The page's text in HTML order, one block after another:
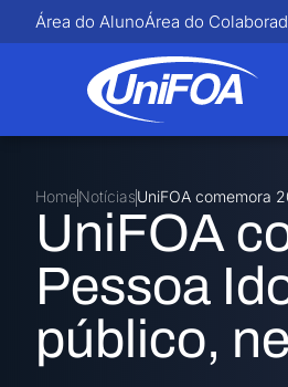
Área do AlunoÁrea do
HomeNotíciasUniFOA comemora
UniFOA
Pessoa
público,